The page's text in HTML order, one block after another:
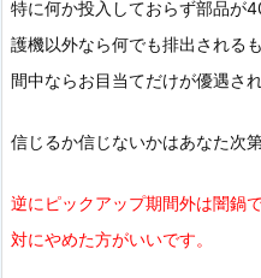
特に何か投入しておらず部品が
護機以外なら何でも排出される
間中ならお目当てだけが優遇さ
信じるか信じないかはあなた次第
逆にピックアップ期間外は闇鍋
対にやめた方がいいです。